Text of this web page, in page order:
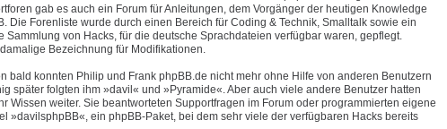
gab es auch ein Forum für Anleitungen, dem Vorgänger der heutigen Knowledge
Die Forenliste wurde durch einen Bereich für Coding & Technik, Smalltalk sowie ein
von Hacks, für die deutsche Sprachdateien verfügbar waren, gepflegt.
Bezeichnung für Modifikationen.
bald konnten Philip und Frank phpBB.de nicht mehr ohne Hilfe von anderen Benutzern
später folgten ihm »davil« und »Pyramide«. Aber auch viele andere Benutzer hatten
weiter. Sie beantworteten Supportfragen im Forum oder programmierten eigene
»davilsphpBB«, ein phpBB-Paket, bei dem sehr viele der verfügbaren Hacks bereits